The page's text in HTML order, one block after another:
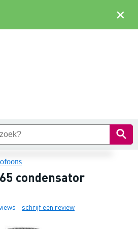
condensator
schrijf een review
×